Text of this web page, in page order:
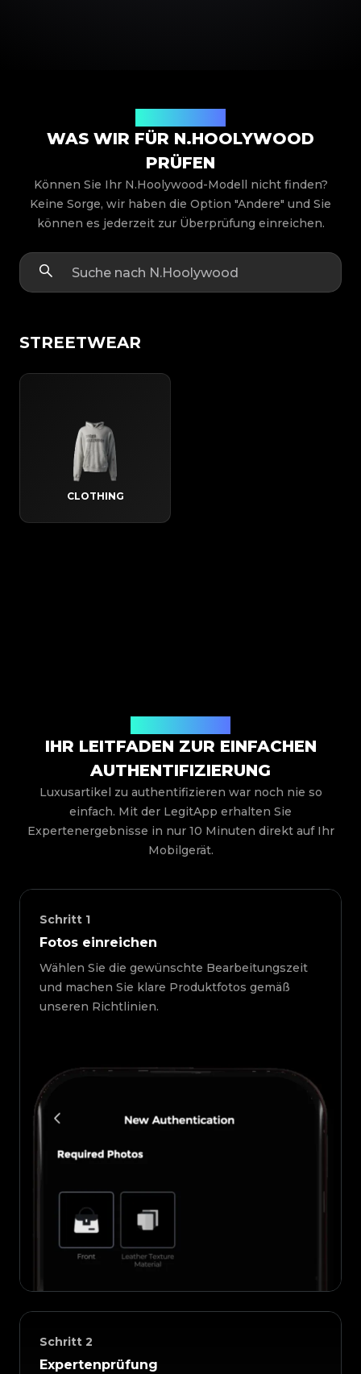
WAS WIR FÜR N.HOOLYWOOD
PRÜFEN
Können Sie Ihr N.Hoolywood-Modell nicht finden?
Keine Sorge, wir haben die Option "Andere" und Sie
können es jederzeit zur Überprüfung einreichen.
STREETWEAR
CLOTHING
IHR LEITFADEN ZUR EINFACHEN
AUTHENTIFIZIERUNG
Luxusartikel zu authentifizieren war noch nie so
einfach. Mit der LegitApp erhalten Sie
Expertenergebnisse in nur 10 Minuten direkt auf Ihr
Mobilgerät.
Schritt 1
Fotos einreichen
Wählen Sie die gewünschte Bearbeitungszeit
und machen Sie klare Produktfotos gemäß
unseren Richtlinien.
Schritt 2
Expertenprüfung